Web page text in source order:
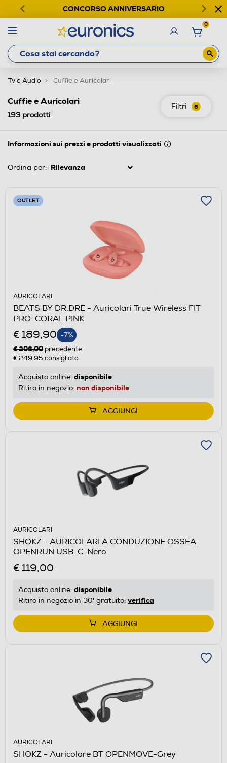
CONCORSO ANNIVERSARIO
0
Tv e Audio Cuffie e Auricolari
Filtri 6
Cuffie e Auricolari
193prodotti
Informazioni sui prezzi e prodotti visualizzati
Ordina per:
OUTLET
AURICOLARI
BEATS BY DR.DRE - Auricolari True Wireless FIT
PRO-CORAL PINK
€ 189,90 -7%
€ 206,00 precedente
€ 249,95 consigliato
Acquisto online: disponibile
Ritiro in negozio: non disponibile
AGGIUNGI
AURICOLARI
SHOKZ - AURICOLARI A CONDUZIONE OSSEA
OPENRUN USB-C-Nero
€ 119,00
Acquisto online: disponibile
Ritiro in negozio in 30' gratuito: verifica
AGGIUNGI
AURICOLARI
SHOKZ - Auricolare BT OPENMOVE-Grey